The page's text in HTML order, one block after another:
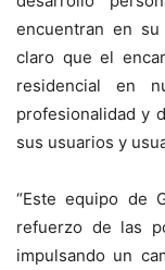
encuentran en
claro que el
residencial en
profesionalidad y
sus usuarios y
“Este equipo de
refuerzo de las
impulsando un